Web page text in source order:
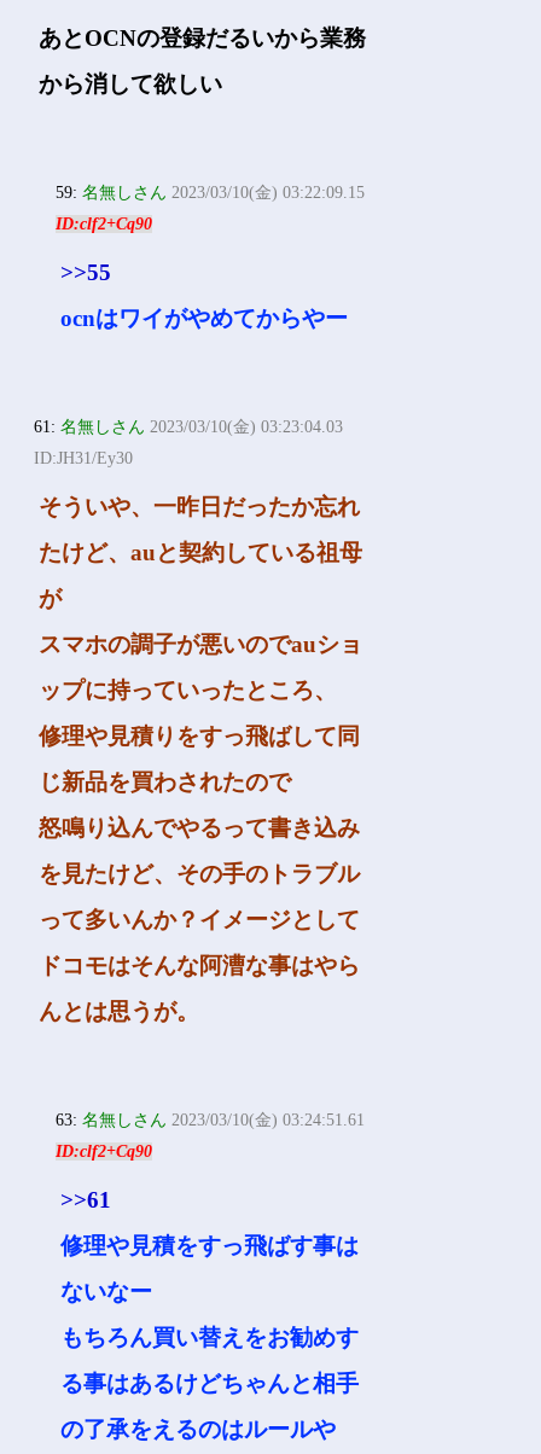
あとOCNの登録だるいから業務
から消して欲しい
59:名無しさん 2023/03/10(金) 03:22:09.15
ID:clf2+Cq90
>>55
ocnはワイがやめてからやー
61:名無しさん 2023/03/10(金) 03:23:04.03
ID:JH31/Ey30
そういや、一昨日だったか忘れ
たけど、auと契約している祖母
が
スマホの調子が悪いのでauショ
ップに持っていったところ、
修理や見積りをすっ飛ばして同
じ新品を買わされたので
怒鳴り込んでやるって書き込み
を見たけど、その手のトラブル
って多いんか？イメージとして
ドコモはそんな阿漕な事はやら
んとは思うが。
63:名無しさん 2023/03/10(金) 03:24:51.61
ID:clf2+Cq90
>>61
修理や見積をすっ飛ばす事は
ないなー
もちろん買い替えをお勧めす
る事はあるけどちゃんと相手
の了承をえるのはルールや